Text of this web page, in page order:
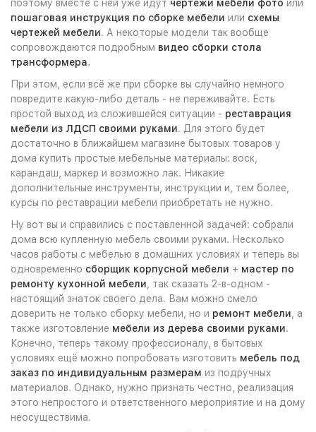
поэтому вместе с ней уже идут чертежи мебели фото или
пошаговая инструкция по сборке мебели или схемы
чертежей мебели. А некоторые модели так вообще
сопровождаются подробным видео сборки стола
трансформера.
При этом, если всё же при сборке вы случайно немного
повредите какую-либо деталь - не переживайте. Есть
простой выход из сложившейся ситуации - реставрация
мебели из ЛДСП своими руками. Для этого будет
достаточно в ближайшем магазине бытовых товаров у
дома купить простые мебельные материалы: воск,
карандаш, маркер и возможно лак. Никакие
дополнительные инструменты, инструкции и, тем более,
курсы по реставрации мебели приобретать не нужно.
Ну вот вы и справились с поставленной задачей: собрали
дома всю купленную мебель своими руками. Несколько
часов работы с мебелью в домашних условиях и теперь вы
одновременно сборщик корпусной мебели + мастер по
ремонту кухонной мебели , так сказать 2-в-одном -
настоящий знаток своего дела. Вам можно смело
доверить не только сборку мебели, но и ремонт мебели , а
также изготовление мебели из дерева своими руками.
Конечно, теперь такому профессионалу, в бытовых
условиях ещё можно попробовать изготовить мебель под
заказ по индивидуальным размерам из подручных
материалов. Однако, нужно признать честно, реализация
этого непростого и ответственного мероприятие и на дому
неосуществима.